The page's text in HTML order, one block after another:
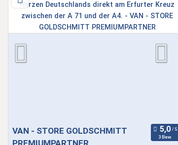
VAN - STORE GOLDSCHMITT
3 Bew.